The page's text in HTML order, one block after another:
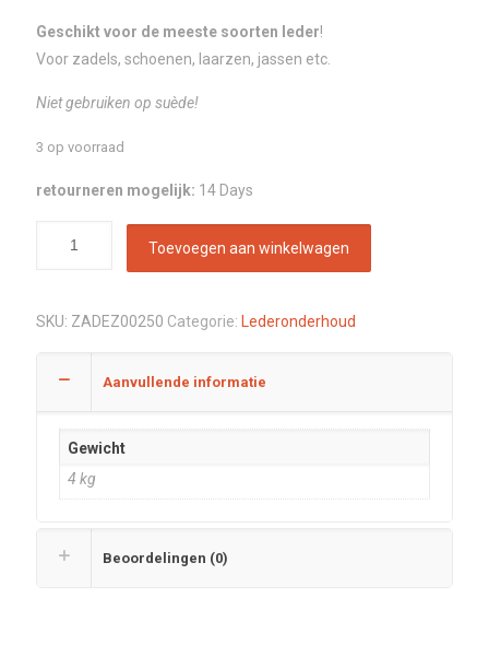
Geschikt voor de meeste soorten leder!
Voor zadels, schoenen, laarzen, jassen etc.
Niet gebruiken op suède!
3 op voorraad
retourneren mogelijk: 14 Days
Toevoegen aan winkelwagen
SKU: ZADEZ00250 Categorie: Lederonderhoud
Aanvullende informatie
Gewicht
4 kg
Beoordelingen (0)